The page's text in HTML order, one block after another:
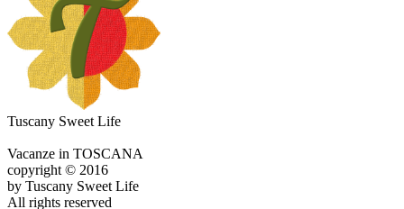
Tuscany Sweet Life
Vacanze in TOSCANA
copyright © 2016
by Tuscany Sweet Life
All rights reserved